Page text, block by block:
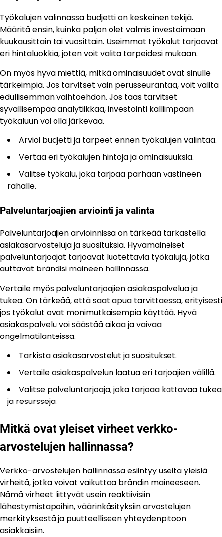
Työkalujen valinnassa budjetti on keskeinen tekijä.
Määritä ensin, kuinka paljon olet valmis investoimaan
kuukausittain tai vuosittain. Useimmat työkalut tarjoavat
eri hintaluokkia, joten voit valita tarpeidesi mukaan.
On myös hyvä miettiä, mitkä ominaisuudet ovat sinulle
tärkeimpiä. Jos tarvitset vain perusseurantaa, voit valita
edullisemman vaihtoehdon. Jos taas tarvitset
syvällisempää analytiikkaa, investointi kalliimpaan
työkaluun voi olla järkevää.
Arvioi budjetti ja tarpeet ennen työkalujen valintaa.
Vertaa eri työkalujen hintoja ja ominaisuuksia.
Valitse työkalu, joka tarjoaa parhaan vastineen
rahalle.
Palveluntarjoajien arviointi ja valinta
Palveluntarjoajien arvioinnissa on tärkeää tarkastella
asiakasarvosteluja ja suosituksia. Hyvämaineiset
palveluntarjoajat tarjoavat luotettavia työkaluja, jotka
auttavat brändisi maineen hallinnassa.
Vertaile myös palveluntarjoajien asiakaspalvelua ja
tukea. On tärkeää, että saat apua tarvittaessa, erityisesti
jos työkalut ovat monimutkaisempia käyttää. Hyvä
asiakaspalvelu voi säästää aikaa ja vaivaa
ongelmatilanteissa.
Tarkista asiakasarvostelut ja suositukset.
Vertaile asiakaspalvelun laatua eri tarjoajien välillä.
Valitse palveluntarjoaja, joka tarjoaa kattavaa tukea
ja resursseja.
Mitkä ovat yleiset virheet verkko-
arvostelujen hallinnassa?
Verkko-arvostelujen hallinnassa esiintyy useita yleisiä
virheitä, jotka voivat vaikuttaa brändin maineeseen.
Nämä virheet liittyvät usein reaktiivisiin
lähestymistapoihin, väärinkäsityksiin arvostelujen
merkityksestä ja puutteelliseen yhteydenpitoon
asiakkaisiin.